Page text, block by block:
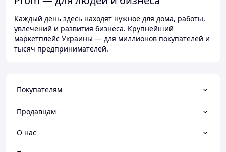
Каждый день здесь находят нужное для дома, работы,
увлечений и развития бизнеса. Крупнейший
маркетплейс Украины — для миллионов покупателей и
тысяч предпринимателей.
Покупателям
Продавцам
О нас